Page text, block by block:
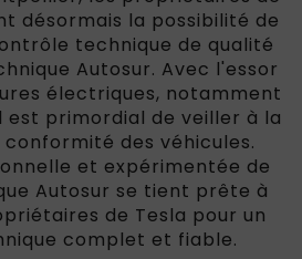
désormais la possibilité de
technique de qualité
Autosur. Avec l'essor
électriques, notamment
est primordial de veiller à la
des véhicules.
et expérimentée de
Autosur se tient prête à
de Tesla pour un
complet et fiable.